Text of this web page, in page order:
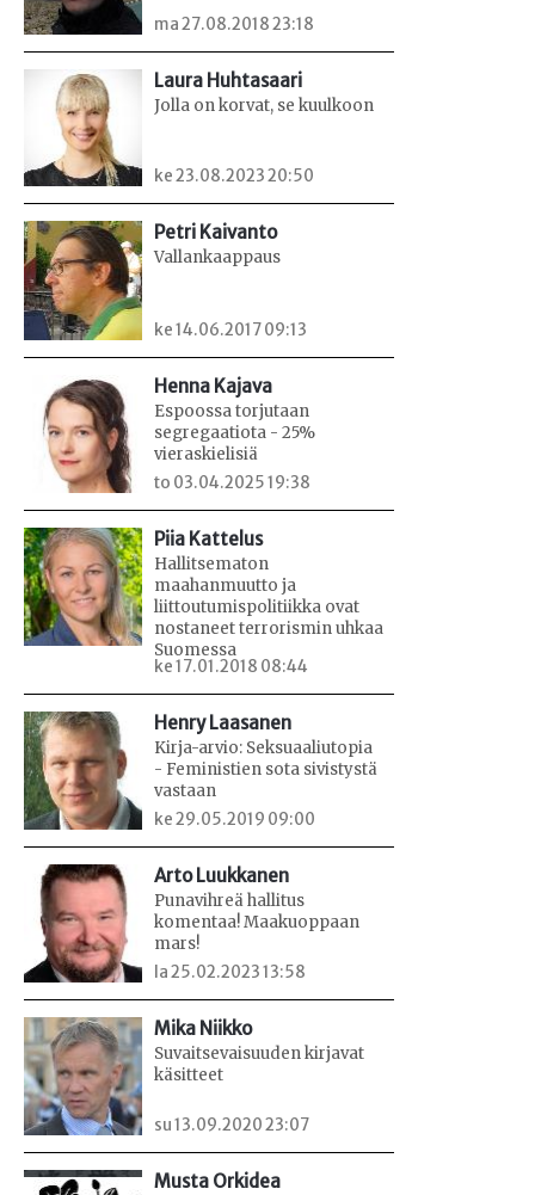
ma 27.08.2018 23:18
Laura Huhtasaari
Jolla on korvat, se kuulkoon
ke 23.08.2023 20:50
Petri Kaivanto
Vallankaappaus
ke 14.06.2017 09:13
Henna Kajava
Espoossa torjutaan
segregaatiota - 25%
vieraskielisiä
to 03.04.2025 19:38
Piia Kattelus
Hallitsematon
maahanmuutto ja
liittoutumispolitiikka ovat
nostaneet terrorismin uhkaa
Suomessa
ke 17.01.2018 08:44
Henry Laasanen
Kirja-arvio: Seksuaaliutopia
- Feministien sota sivistystä
vastaan
ke 29.05.2019 09:00
Arto Luukkanen
Punavihreä hallitus
komentaa! Maakuoppaan
mars!
la 25.02.2023 13:58
Mika Niikko
Suvaitsevaisuuden kirjavat
käsitteet
su 13.09.2020 23:07
Musta Orkidea